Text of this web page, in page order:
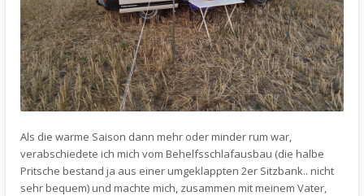
Als die warme Saison dann mehr oder minder rum war,
verabschiedete ich mich vom Behelfsschlafausbau (die halbe
Pritsche bestand ja aus einer umgeklappten 2er Sitzbank.. nicht
sehr bequem) und machte mich, zusammen mit meinem Vater,